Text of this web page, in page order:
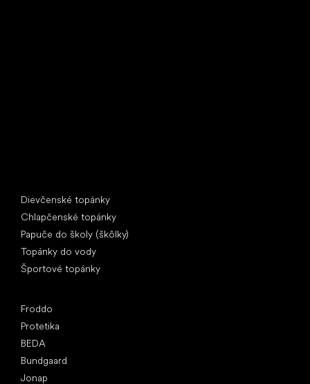
Dievčenské topánky
Chlapčenské topánky
Papuče do školy (škôlky)
Topánky do vody
Športové topánky
Froddo
Protetika
BEDA
Bundgaard
Jonap